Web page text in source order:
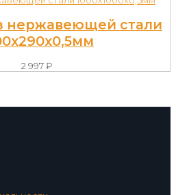
нержавеющей стали
2 997₽